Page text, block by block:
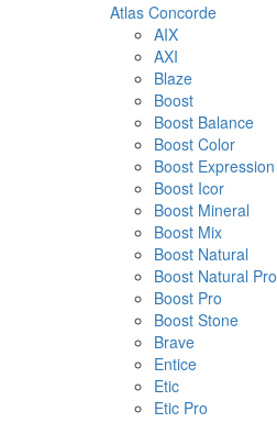
Atlas Concorde
AIX
AXI
Blaze
Boost
Boost Balance
Boost Color
Boost Expression
Boost Icor
Boost Mineral
Boost Mix
Boost Natural
Boost Natural Pro
Boost Pro
Boost Stone
Brave
Entice
Etic
Etic Pro